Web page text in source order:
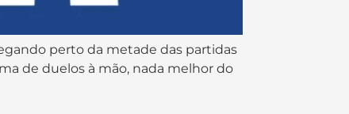
perto da metade das partidas
de duelos à mão, nada melhor do